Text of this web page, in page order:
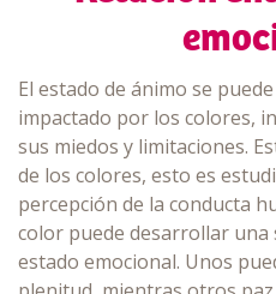
El estado de ánimo se
impactado por los colores,
sus miedos y limitaciones.
de los colores, esto es
percepción de la conducta
color puede desarrollar una
estado emocional. Unos